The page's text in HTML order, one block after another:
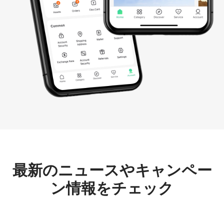
ケーリングを実現します。
GPUs
NVIDIA GPU 配備数
(2026年時点)
0
総電力容量
(2026年時点)
最新のニュースやキャンペー
ン情報をチェック